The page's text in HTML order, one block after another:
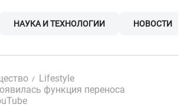
НАУКА И ТЕХНОЛОГИИ НОВОСТИ
Lifestyle
функция переноса